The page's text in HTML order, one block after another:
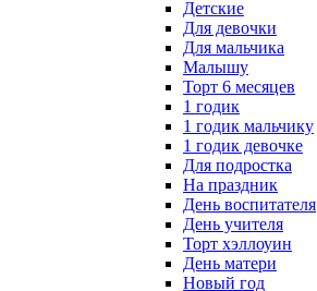
Детские
Для девочки
Для мальчика
Малышу
Торт 6 месяцев
1 годик
1 годик мальчику
1 годик девочке
Для подростка
На праздник
День воспитателя
День учителя
Торт хэллоуин
День матери
Новый год